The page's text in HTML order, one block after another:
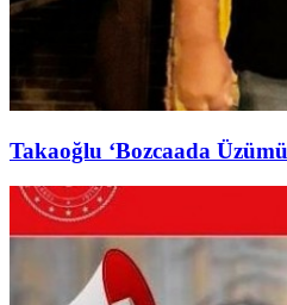
Takaoğlu ‘Bozcaada